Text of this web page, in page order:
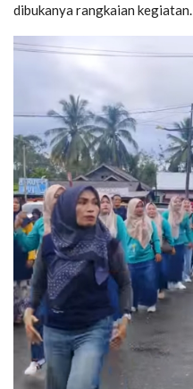
dibukanya rangkaian kegiatan.